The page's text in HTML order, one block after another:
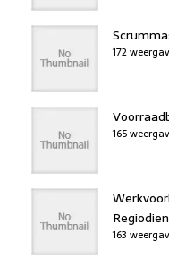
172
165
163